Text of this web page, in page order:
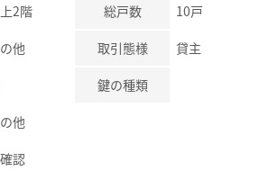
2階 総戸数 10戸
他 取引態様 貸主
鍵の種類
他
認